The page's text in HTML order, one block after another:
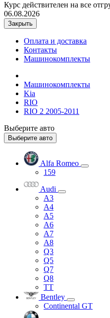
Курс действителен на все
06.08.2026
Закрыть
Оплата и доставка
Контакты
Машинокомплекты
Машинокомплекты
Kia
RIO
RIO 2 2005-2011
Выберите авто
Выберите авто
Alfa Romeo
159
Audi
A3
A4
A5
A6
A7
A8
Q3
Q5
Q7
Q8
TT
Bentley
Continental GT